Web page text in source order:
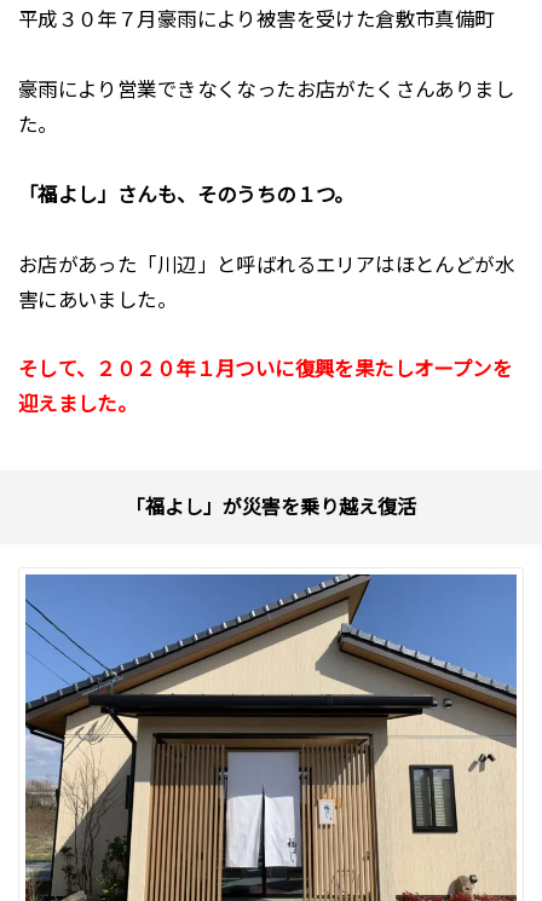
平成３０年７月豪雨により被害を受けた倉敷市真備町
豪雨により営業できなくなったお店がたくさんありまし
た。
「福よし」さんも、そのうちの１つ。
お店があった「川辺」と呼ばれるエリアはほとんどが水
害にあいました。
そして、２０２０年１月ついに復興を果たしオープンを
迎えました。
「福よし」が災害を乗り越え復活